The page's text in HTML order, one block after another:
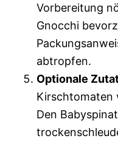
Vorbereitung
Gnocchi
abtropfen.
Optionale
Kirschtomaten
Den